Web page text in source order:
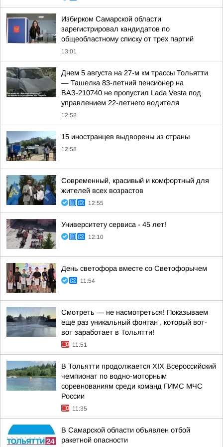
Избирком Самарской области
зарегистрировал кандидатов по
общеобластному списку от трех партий
13:01
Днем 5 августа на 27-м км трассы Тольятти
— Ташелка 83-летний пенсионер на
ВАЗ-210740 не пропустил Lada Vesta под
управлением 22-летнего водителя
12:58
15 иностранцев выдворены из страны
12:58
Современный, красивый и комфортный для
жителей всех возрастов
12:55
Университету сервиса - 45 лет!
12:10
День светофора вместе со Светофорычем
11:54
Смотреть — не насмотреться! Показываем
ещё раз уникальный фонтан , который вот-
вот заработает в Тольятти!
11:51
В Тольятти продолжается XIX Всероссийский
чемпионат по водно-моторным
соревнованиям среди команд ГИМС МЧС
России
11:35
В Самарской области объявлен отбой
ракетной опасности